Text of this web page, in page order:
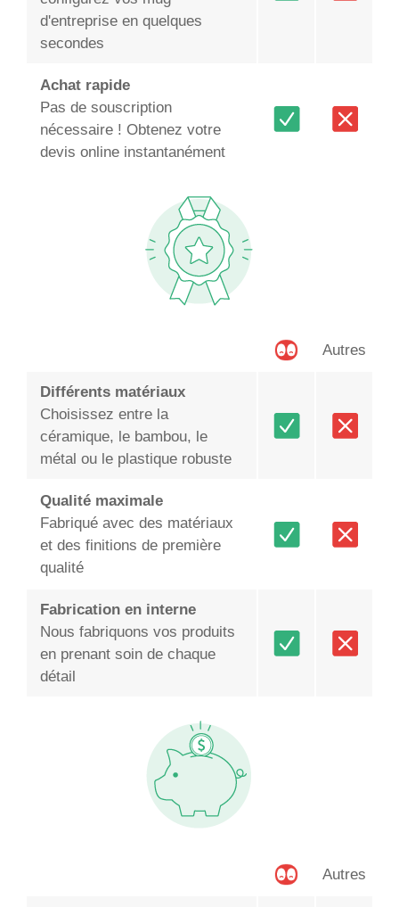
d'entreprise en quelques
secondes
Achat rapide
Pas de souscription
nécessaire ! Obtenez votre
devis online instantanément
Autres
Différents matériaux
Choisissez entre la
céramique, le bambou, le
métal ou le plastique robuste
Qualité maximale
Fabriqué avec des matériaux
et des finitions de première
qualité
Fabrication en interne
Nous fabriquons vos produits
en prenant soin de chaque
détail
Autres